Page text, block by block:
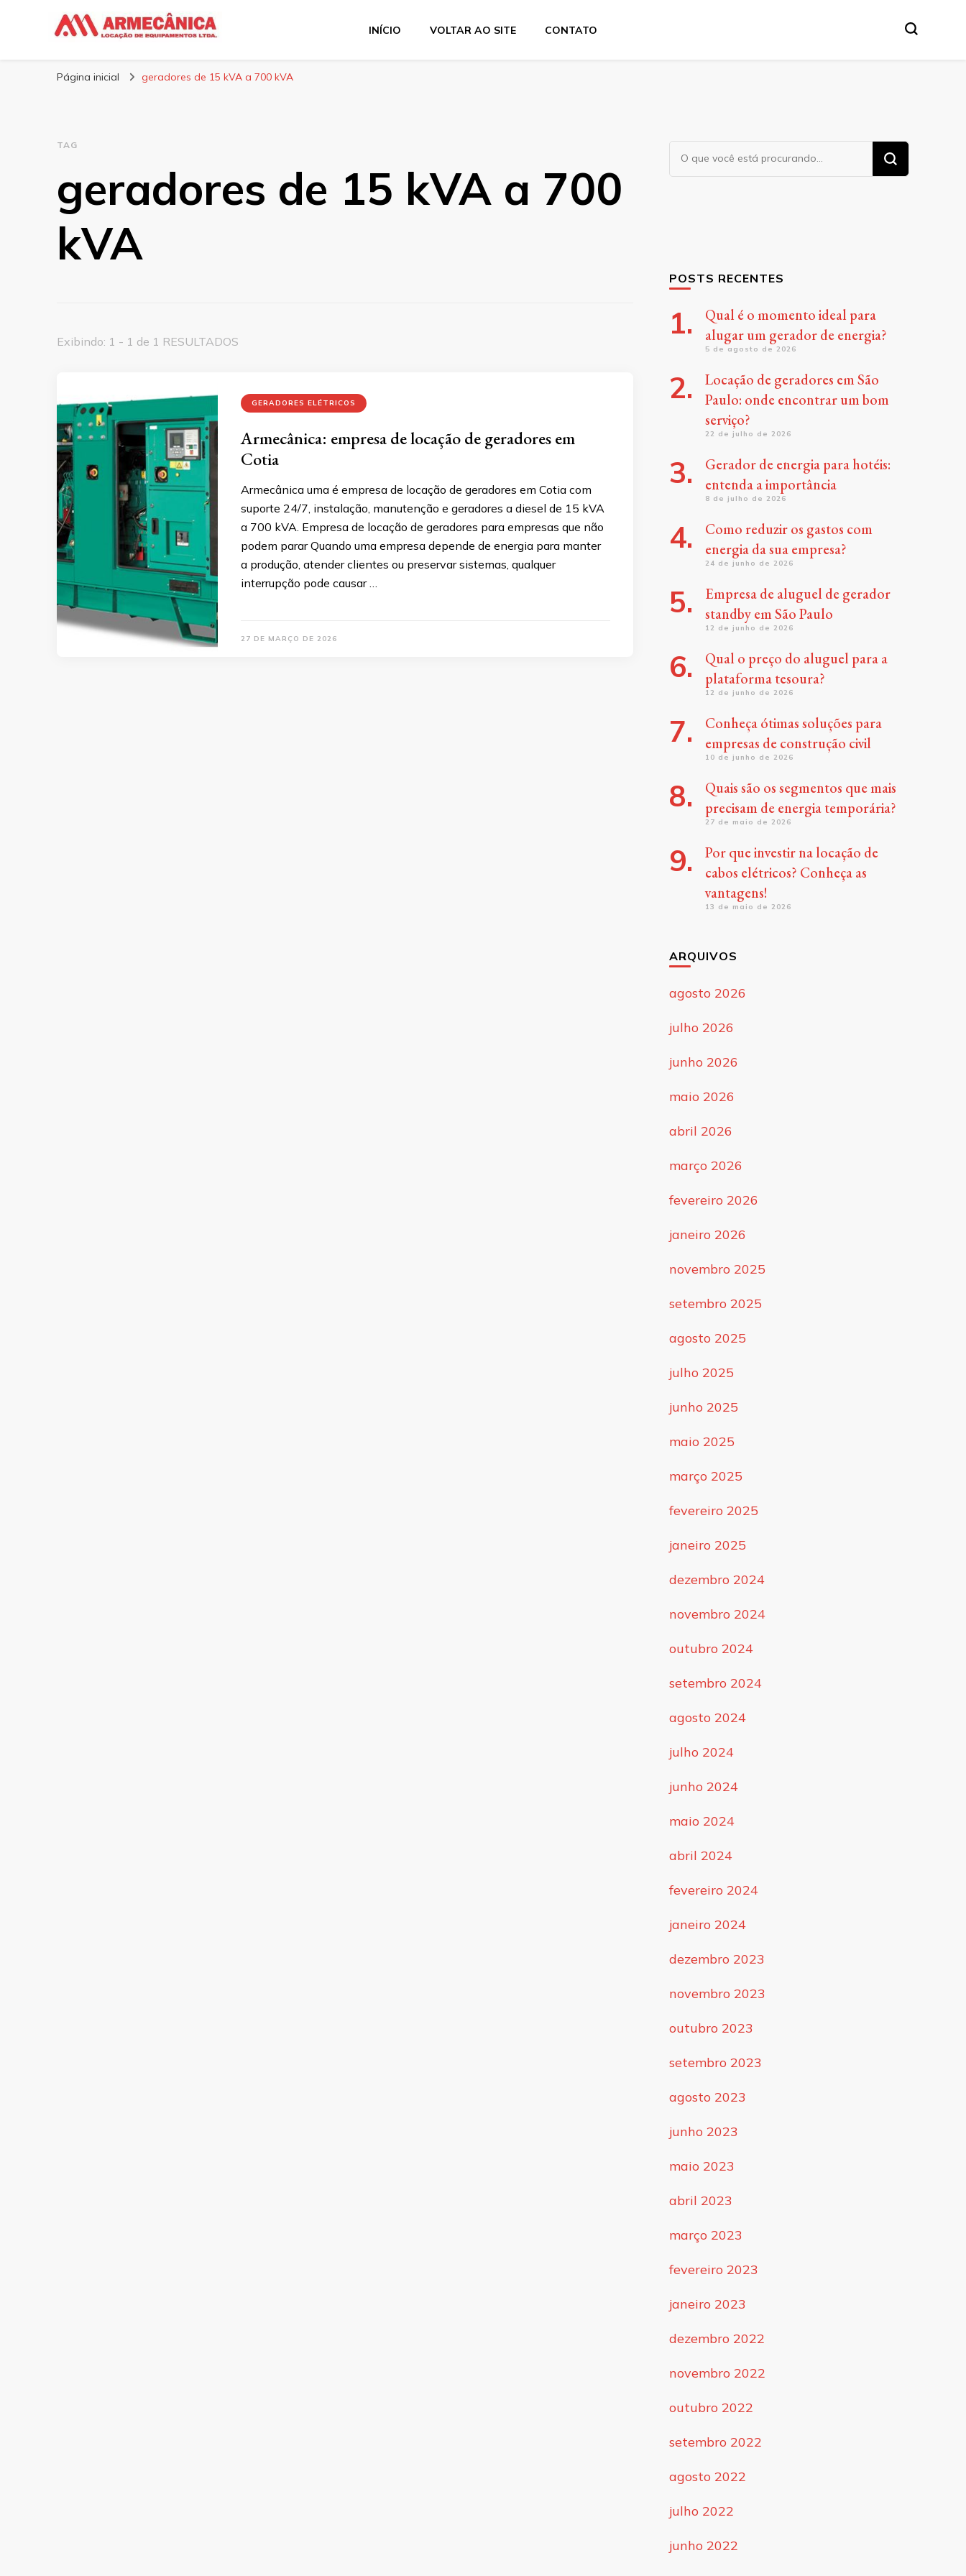
Armecânica
INÍCIO VOLTAR AO SITE CONTATO
Página inicial geradores de 15 kVA a 700 kVA
TAG
geradores de 15 kVA a 700
kVA
Exibindo: 1 - 1 de 1 RESULTADOS
GERADORES ELÉTRICOS
Armecânica: empresa de locação de geradores em
Cotia
Armecânica uma é empresa de locação de geradores em Cotia com
suporte 24/7, instalação, manutenção e geradores a diesel de 15 kVA
a 700 kVA. Empresa de locação de geradores para empresas que não
podem parar Quando uma empresa depende de energia para manter
a produção, atender clientes ou preservar sistemas, qualquer
interrupção pode causar …
27 DE MARÇO DE 2026
Procurando
algo?
POSTS RECENTES
Qual é o momento ideal para
alugar um gerador de energia?
5 de agosto de 2026
Locação de geradores em São
Paulo: onde encontrar um bom
serviço?
22 de julho de 2026
Gerador de energia para hotéis:
entenda a importância
8 de julho de 2026
Como reduzir os gastos com
energia da sua empresa?
24 de junho de 2026
Empresa de aluguel de gerador
standby em São Paulo
12 de junho de 2026
Qual o preço do aluguel para a
plataforma tesoura?
12 de junho de 2026
Conheça ótimas soluções para
empresas de construção civil
10 de junho de 2026
Quais são os segmentos que mais
precisam de energia temporária?
27 de maio de 2026
Por que investir na locação de
cabos elétricos? Conheça as
vantagens!
13 de maio de 2026
ARQUIVOS
agosto 2026
julho 2026
junho 2026
maio 2026
abril 2026
março 2026
fevereiro 2026
janeiro 2026
novembro 2025
setembro 2025
agosto 2025
julho 2025
junho 2025
maio 2025
março 2025
fevereiro 2025
janeiro 2025
dezembro 2024
novembro 2024
outubro 2024
setembro 2024
agosto 2024
julho 2024
junho 2024
maio 2024
abril 2024
fevereiro 2024
janeiro 2024
dezembro 2023
novembro 2023
outubro 2023
setembro 2023
agosto 2023
junho 2023
maio 2023
abril 2023
março 2023
fevereiro 2023
janeiro 2023
dezembro 2022
novembro 2022
outubro 2022
setembro 2022
agosto 2022
julho 2022
junho 2022